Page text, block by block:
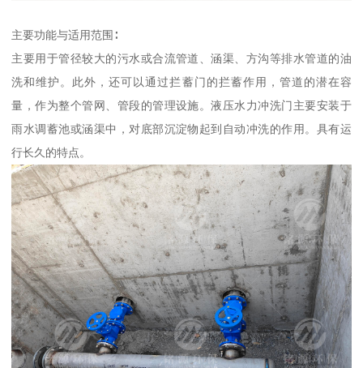
主要功能与适用范围∶
主要用于管径较大的污水或合流管道、涵渠、方沟等排水管道的油
洗和维护。此外，还可以通过拦蓄门的拦蓄作用，管道的潜在容
量，作为整个管网、管段的管理设施。液压水力冲洗门主要安装于
雨水调蓄池或涵渠中，对底部沉淀物起到自动冲洗的作用。具有运
行长久的特点。